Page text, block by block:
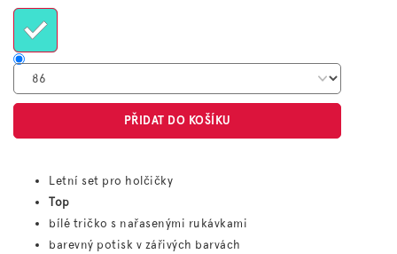
PŘIDAT DO KOŠÍKU
Letní set pro holčičky
Top
bílé tričko s nařasenými rukávkami
barevný potisk v zářivých barvách